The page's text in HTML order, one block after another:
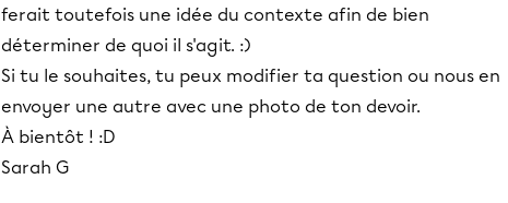
ferait toutefois une idée du contexte afin de bien
déterminer de quoi il s'agit. :)
Si tu le souhaites, tu peux modifier ta question ou nous en
envoyer une autre avec une photo de ton devoir.
À bientôt ! :D
Sarah G